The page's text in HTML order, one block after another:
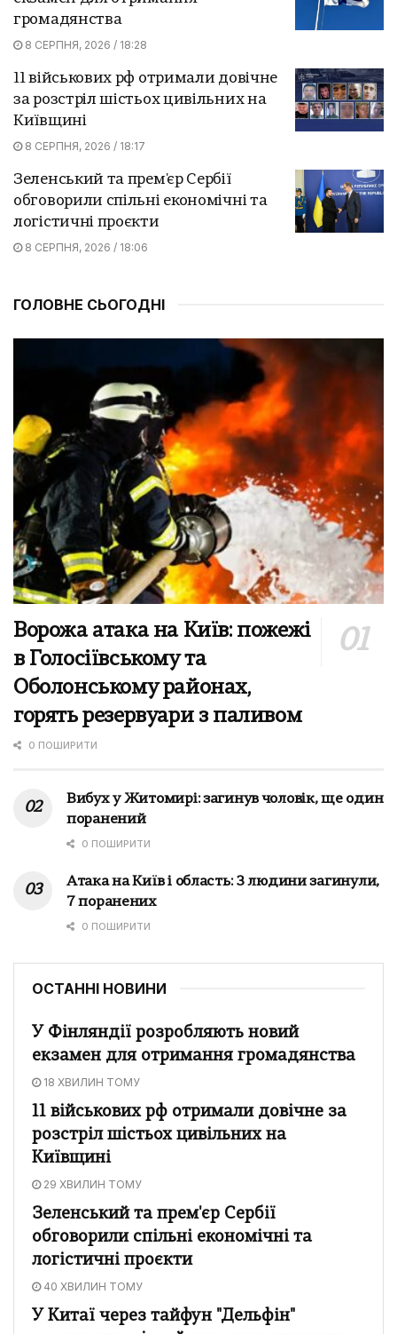
громадянства
8 СЕРПНЯ, 2026 / 18:28
11 військових рф отримали довічне
за розстріл шістьох цивільних на
Київщині
8 СЕРПНЯ, 2026 / 18:17
Зеленський та прем'єр Сербії
обговорили спільні економічні та
логістичні проєкти
8 СЕРПНЯ, 2026 / 18:06
ГОЛОВНЕ СЬОГОДНІ
Ворожа атака на Київ: пожежі
в Голосіївському та
Оболонському районах,
горять резервуари з паливом
0 ПОШИРИТИ
Вибух у Житомирі: загинув чоловік, ще один
поранений
0 ПОШИРИТИ
Атака на Київ і область: 3 людини загинули,
7 поранених
0 ПОШИРИТИ
ОСТАННІ НОВИНИ
У Фінляндії розробляють новий
екзамен для отримання громадянства
18 ХВИЛИН ТОМУ
11 військових рф отримали довічне за
розстріл шістьох цивільних на
Київщині
29 ХВИЛИН ТОМУ
Зеленський та прем'єр Сербії
обговорили спільні економічні та
логістичні проєкти
40 ХВИЛИН ТОМУ
У Китаї через тайфун "Дельфін"